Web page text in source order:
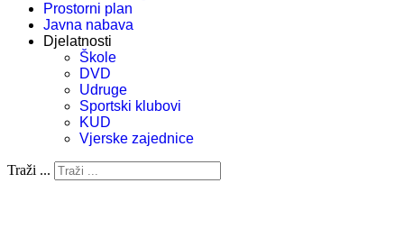
Prostorni plan
Javna nabava
Djelatnosti
Škole
DVD
Udruge
Sportski klubovi
KUD
Vjerske zajednice
Traži ...